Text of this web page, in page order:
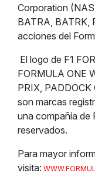
Corporation
BATRA, BATRK,
acciones del
El logo de F1
FORMULA ONE
PRIX,
son marcas
una compañía de
reservados.
Para mayor
visita: